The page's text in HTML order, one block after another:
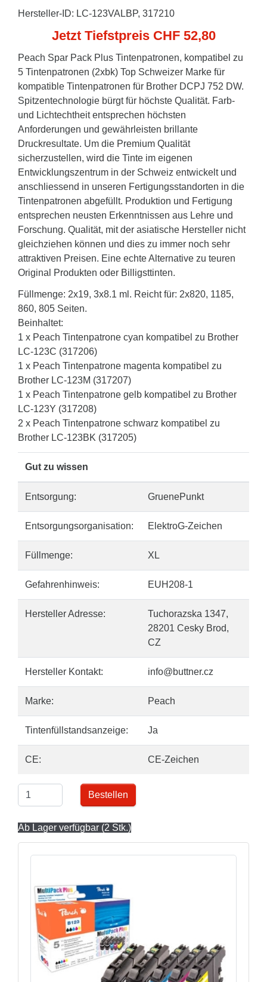
Hersteller-ID: LC-123VALBP, 317210
Jetzt Tiefstpreis CHF 52,80
Peach Spar Pack Plus Tintenpatronen, kompatibel zu
5 Tintenpatronen (2xbk) Top Schweizer Marke für
kompatible Tintenpatronen für Brother DCPJ 752 DW.
Spitzentechnologie bürgt für höchste Qualität. Farb-
und Lichtechtheit entsprechen höchsten
Anforderungen und gewährleisten brillante
Druckresultate. Um die Premium Qualität
sicherzustellen, wird die Tinte im eigenen
Entwicklungszentrum in der Schweiz entwickelt und
anschliessend in unseren Fertigungsstandorten in die
Tintenpatronen abgefüllt. Produktion und Fertigung
entsprechen neusten Erkenntnissen aus Lehre und
Forschung. Qualität, mit der asiatische Hersteller nicht
gleichziehen können und dies zu immer noch sehr
attraktiven Preisen. Eine echte Alternative zu teuren
Original Produkten oder Billigsttinten.
Füllmenge: 2x19, 3x8.1 ml. Reicht für: 2x820, 1185,
860, 805 Seiten.
Beinhaltet:
1 x Peach Tintenpatrone cyan kompatibel zu Brother
LC-123C (317206)
1 x Peach Tintenpatrone magenta kompatibel zu
Brother LC-123M (317207)
1 x Peach Tintenpatrone gelb kompatibel zu Brother
LC-123Y (317208)
2 x Peach Tintenpatrone schwarz kompatibel zu
Brother LC-123BK (317205)
Gut zu wissen
Entsorgung: GruenePunkt
Entsorgungsorganisation: ElektroG-Zeichen
Füllmenge: XL
Gefahrenhinweis: EUH208-1
Hersteller Adresse:
Tuchorazska 1347,
28201 Cesky Brod,
CZ
Hersteller Kontakt: info@buttner.cz
Marke: Peach
Tintenfüllstandsanzeige: Ja
CE: CE-Zeichen
Bestellen
Ab Lager verfügbar (2 Stk.)